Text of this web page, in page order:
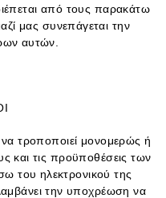
από τους παρακάτω
μας συνεπάγεται την
αυτών.
τροποποιεί μονομερώς ή
και τις προϋποθέσεις των
του ηλεκτρονικού της
την υποχρέωση να